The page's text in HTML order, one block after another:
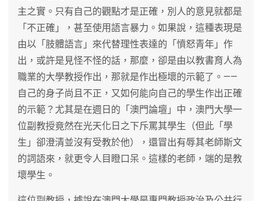
主之實。只有自己的觀點才是正確，別人的意見就都是
「不正確」，甚至使用語言暴力。如果說，這種表現是
由以「肢體語言」來代替理性表達的「憤怒青年」作
出，或許是見怪不怪的話，那麼，卻是由以教書育人為
職業的大學教授作出，那就是作出極壞的示範了。——
自己的身子尚且不正，又如何能向自己的學生作出正確
的示範？尤其是在週日的「澳門論壇」中，澳門大學一
位副教授竟然在光天化日之下斥罵其學生（但此「學
生」卻澄清並沒有受教於他），還冒出有辱其老師斯文
的詞語來，就更令人目瞪口呆。這樣的老師，端的是教
壞學生。